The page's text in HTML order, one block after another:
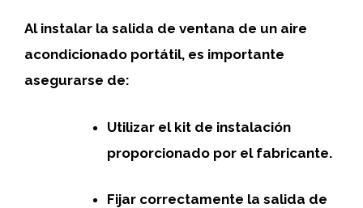
Al instalar la salida de ventana de un aire
acondicionado portátil, es importante
asegurarse de:
Utilizar el kit de instalación
proporcionado por el fabricante.
Fijar correctamente la salida de